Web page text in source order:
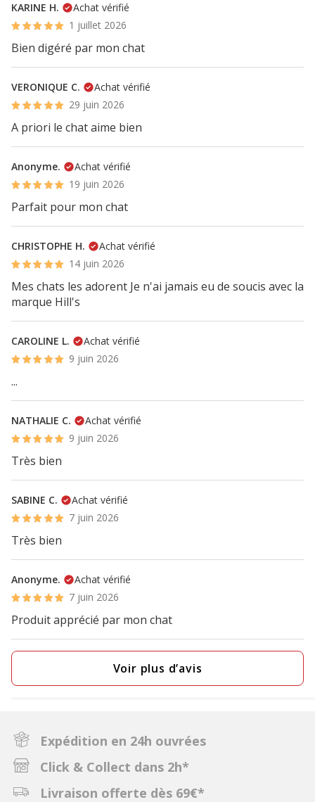
KARINE H.
Achat vérifié
1 juillet 2026
Bien digéré par mon chat
VERONIQUE C.
Achat vérifié
29 juin 2026
A priori le chat aime bien
Anonyme.
Achat vérifié
19 juin 2026
Parfait pour mon chat
CHRISTOPHE H.
Achat vérifié
14 juin 2026
Mes chats les adorent Je n'ai jamais eu de soucis avec la
marque Hill's
CAROLINE L.
Achat vérifié
9 juin 2026
...
NATHALIE C.
Achat vérifié
9 juin 2026
Très bien
SABINE C.
Achat vérifié
7 juin 2026
Très bien
Anonyme.
Achat vérifié
7 juin 2026
Produit apprécié par mon chat
Voir plus d’avis
Expédition en 24h ouvrées
Click & Collect dans 2h*
Livraison offerte dès 69€*